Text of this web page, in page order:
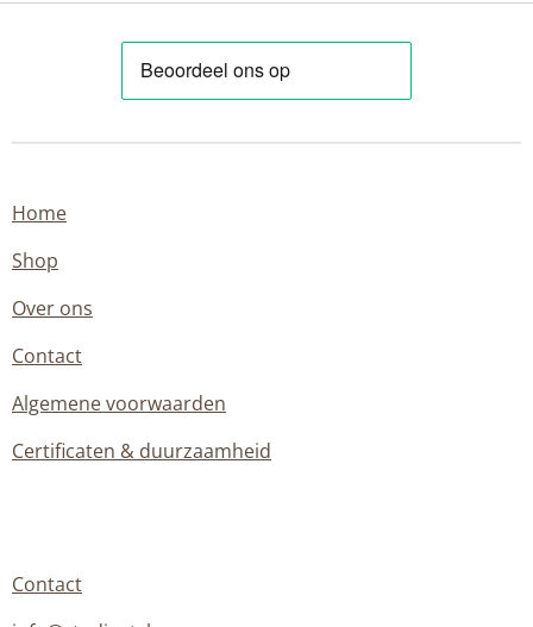
Home
Shop
Over ons
Contact
Algemene voorwaarden
Certificaten & duurzaamheid
Contact